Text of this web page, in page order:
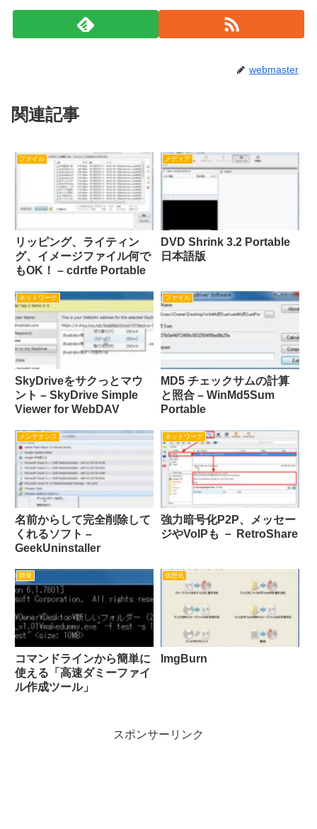
webmaster
関連記事
ファイル
リッピング、ライティン
グ、イメージファイル何で
もOK！ – cdrtfe Portable
メディア
DVD Shrink 3.2 Portable
日本語版
ネットワーク
SkyDriveをサクっとマウ
ント – SkyDrive Simple
Viewer for WebDAV
ファイル
MD5 チェックサムの計算
と照合 – WinMd5Sum
Portable
メンテナンス
名前からして完全削除して
くれるソフト –
GeekUninstaller
ネットワーク
強力暗号化P2P、メッセー
ジやVoIPも － RetroShare
開発
コマンドラインから簡単に
使える「高速ダミーファイ
ル作成ツール」
仮想化
ImgBurn
スポンサーリンク